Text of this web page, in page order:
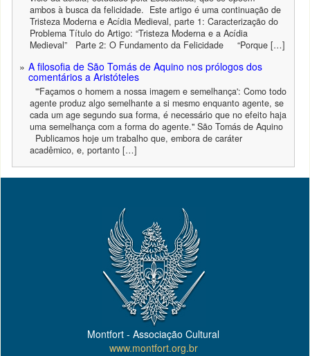
ambos à busca da felicidade. Este artigo é uma continuação de
Tristeza Moderna e Acídia Medieval, parte 1: Caracterização do
Problema Título do Artigo: “Tristeza Moderna e a Acídia
Medieval” Parte 2: O Fundamento da Felicidade “Porque […]
A filosofia de São Tomás de Aquino nos prólogos dos
comentários a Aristóteles
"'Façamos o homem a nossa imagem e semelhança': Como todo
agente produz algo semelhante a si mesmo enquanto agente, se
cada um age segundo sua forma, é necessário que no efeito haja
uma semelhança com a forma do agente." São Tomás de Aquino
Publicamos hoje um trabalho que, embora de caráter
acadêmico, e, portanto […]
Montfort - Associação Cultural
www.montfort.org.br